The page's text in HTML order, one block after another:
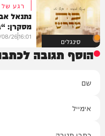
סינגלים
רגע
נתנאל
מסקרן:
16:01
26
הוסף תגובה